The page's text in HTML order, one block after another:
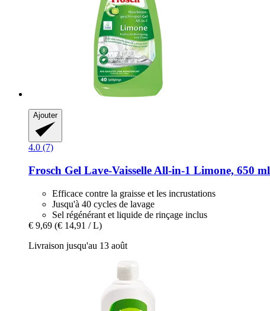
Ajouter
4.0 (7)
Frosch Gel Lave-​Vaisselle All-​in-​1 Limone, 650 ml
Efficace contre la graisse et les incrustations
Jusqu'à 40 cycles de lavage
Sel régénérant et liquide de rinçage inclus
€ 9,69 (€ 14,91 / L)
Livraison jusqu'au 13 août